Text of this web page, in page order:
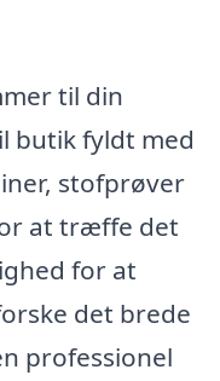
til din
butik fyldt med
stofprøver
at træffe det
for at
det brede
professionel